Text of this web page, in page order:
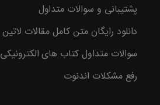
پشتیبانی و سوالات متداول
دانلود رایگان متن کامل مقالات لاتین
سوالات متداول کتاب های الکترونیکی
رفع مشکلات اندنوت